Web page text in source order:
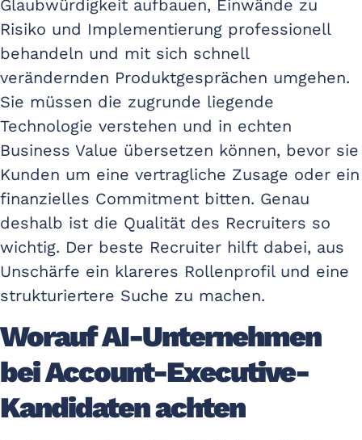
Glaubwürdigkeit aufbauen, Einwände zu
Risiko und Implementierung professionell
behandeln und mit sich schnell
verändernden Produktgesprächen umgehen.
Sie müssen die zugrunde liegende
Technologie verstehen und in echten
Business Value übersetzen können, bevor sie
Kunden um eine vertragliche Zusage oder ein
finanzielles Commitment bitten. Genau
deshalb ist die Qualität des Recruiters so
wichtig. Der beste Recruiter hilft dabei, aus
Unschärfe ein klareres Rollenprofil und eine
strukturiertere Suche zu machen.
Worauf AI-Unternehmen
bei Account-Executive-
Kandidaten achten